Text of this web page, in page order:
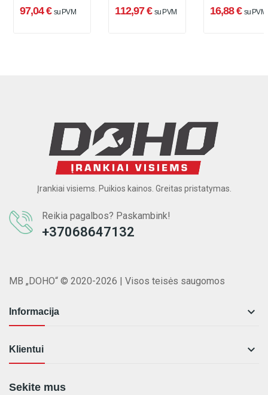
97,04 € su PVM 112,97 € su PVM 16,88 € su PVM
Įrankiai visiems. Puikios kainos. Greitas pristatymas.
Reikia pagalbos? Paskambink!
+37068647132
MB „DOHO“ © 2020-2026 | Visos teisės saugomos
Informacija 
Klientui 
Sekite mus